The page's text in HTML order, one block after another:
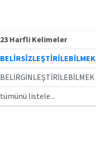
23 Harfli Kelimeler
BELİRSİZLEŞTİRİLEBİLMEK
BELİRGİNLEŞTİRİLEBİLMEK
tümünü listele...